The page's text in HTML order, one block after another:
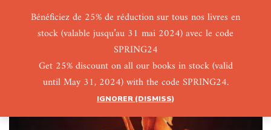
Bénéficiez de 25% de réduction sur tous nos livres en
stock (valable jusqu’au 31 mai 2024) avec le code
SPRING24
Get 25% discount on all our books in stock (valid
until May 31, 2024) with the code SPRING24.
IGNORER (DISMISS)
0 0